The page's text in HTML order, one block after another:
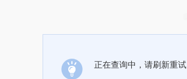
正在查询中，请刷新重试